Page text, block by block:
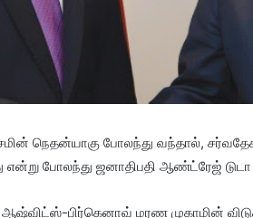
நெதன்யாகு போலந்து வந்தால்,
போலந்து ஜனாதிபதி ஆண்ட்ரேஜ் டுடா
பிர்கெனாவ் மரண முகாமின்